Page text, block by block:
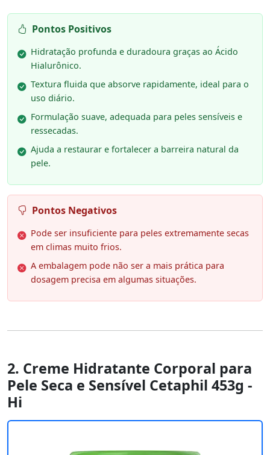
Pontos Positivos
Hidratação profunda e duradoura graças ao Ácido
Hialurônico.
Textura fluida que absorve rapidamente, ideal para o
uso diário.
Formulação suave, adequada para peles sensíveis e
ressecadas.
Ajuda a restaurar e fortalecer a barreira natural da
pele.
Pontos Negativos
Pode ser insuficiente para peles extremamente secas
em climas muito frios.
A embalagem pode não ser a mais prática para
dosagem precisa em algumas situações.
2. Creme Hidratante Corporal para
Pele Seca e Sensível Cetaphil 453g -
Hi